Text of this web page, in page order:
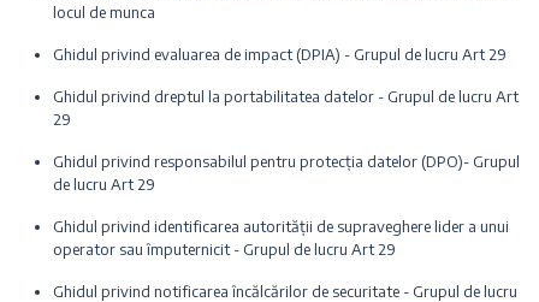
locul de munca
Ghidul privind evaluarea de impact (DPIA) - Grupul de lucru Art 29
Ghidul privind dreptul la portabilitatea datelor - Grupul de lucru Art
29
Ghidul privind responsabilul pentru protecția datelor (DPO)- Grupul
de lucru Art 29
Ghidul privind identificarea autorității de supraveghere lider a unui
operator sau împuternicit - Grupul de lucru Art 29
Ghidul privind notificarea încălcărilor de securitate - Grupul de lucru